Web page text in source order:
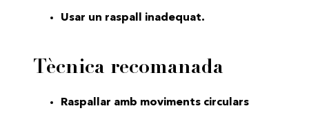
Usar un raspall inadequat.
Tècnica recomanada
Raspallar amb moviments circulars